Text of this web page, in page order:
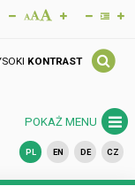
KONTRAST
POKAŻ MENU
PL EN DE CZ